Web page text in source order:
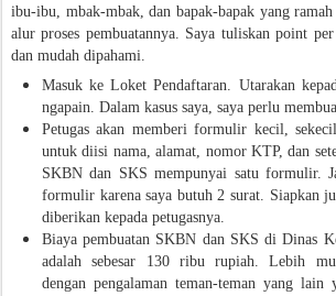
ibu-ibu, mbak-mbak, dan bapak-bapak yang
alur proses pembuatannya. Saya tuliskan point
dan mudah dipahami.
Masuk ke Loket Pendaftaran. Utarakan
ngapain. Dalam kasus saya, saya perlu
Petugas akan memberi formulir kecil,
untuk diisi nama, alamat, nomor KTP, dan
SKBN dan SKS mempunyai satu formulir.
formulir karena saya butuh 2 surat. Siapkan
diberikan kepada petugasnya.
Biaya pembuatan SKBN dan SKS di Dinas
adalah sebesar 130 ribu rupiah. Lebih
dengan pengalaman teman-teman yang lain